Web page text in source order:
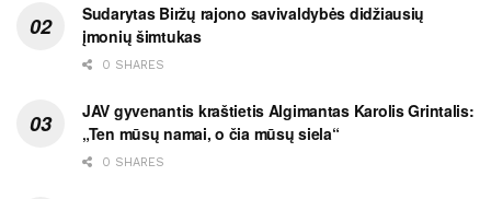
Sudarytas Biržų rajono savivaldybės didžiausių
įmonių šimtukas
0 SHARES
JAV gyvenantis kraštietis Algimantas Karolis Grintalis:
„Ten mūsų namai, o čia mūsų siela“
0 SHARES